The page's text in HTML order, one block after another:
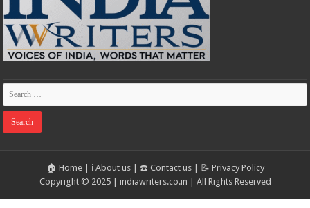
🏠 Home| ℹ️ About us| ☎️ Contact us| 📝 Privacy Policy
Copyright © 2025 | indiawriters.co.in | All Rights Reserved